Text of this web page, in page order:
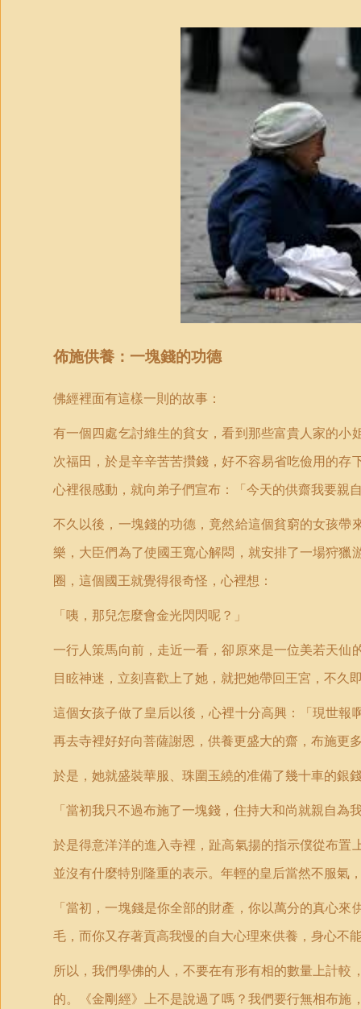
佈施供養：一塊錢的功德
佛經裡面有這樣一則的故事：
有一個四處乞討維生的貧女，看到那些富貴人家的
次福田，於是辛辛苦苦攢錢，好不容易省吃儉用的
心裡很感動，就向弟子們宣布：「今天的供齋我要親
不久以後，一塊錢的功德，竟然給這個貧窮的女孩
樂，大臣們為了使國王寬心解悶，就安排了一場狩
圈，這個國王就覺得很奇怪，心裡想：
「咦，那兒怎麼會金光閃閃呢？」
一行人策馬向前，走近一看，卻原來是一位美若天
目眩神迷，立刻喜歡上了她，就把她帶回王宮，不久
這個女孩子做了皇后以後，心裡十分高興：「現世
再去寺裡好好向菩薩謝恩，供養更盛大的齋，布施更
於是，她就盛裝華服、珠圍玉繞的准備了幾十車的銀
「當初我只不過布施了一塊錢，住持大和尚就親自
於是得意洋洋的進入寺裡，趾高氣揚的指示僕從布
並沒有什麼特別隆重的表示。年輕的皇后當然不服氣
「當初，一塊錢是你全部的財產，你以萬分的真心
毛，而你又存著貢高我慢的自大心理來供養，身心不
所以，我們學佛的人，不要在有形有相的數量上計
的。《金剛經》上不是說過了嗎？我們要行無相布